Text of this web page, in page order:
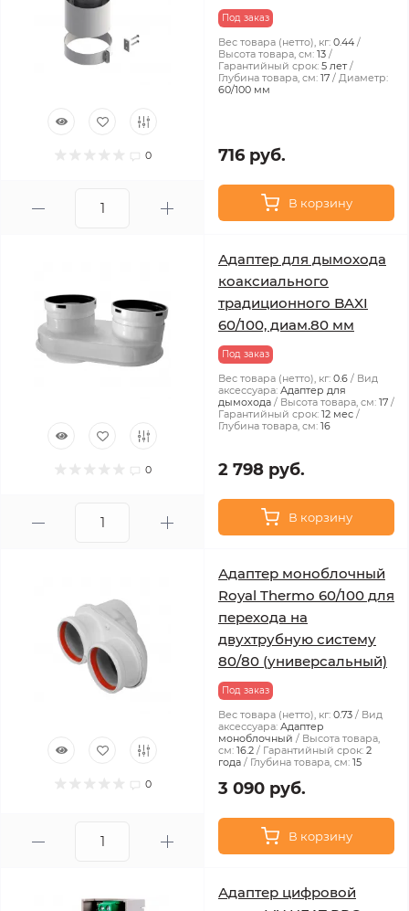
0
Под заказ
Вес товара (нетто), кг: 0.44
Высота товара, см: 13
Гарантийный срок: 5 лет
Глубина товара, см: 17
Диаметр:
60/100 мм
716 руб.
В корзину
0
Адаптер для дымохода
коаксиального
традиционного BAXI
60/100, диам.80 мм
Под заказ
Вес товара (нетто), кг: 0.6
Вид
аксессуара: Адаптер для
дымохода
Высота товара, см: 17
Гарантийный срок: 12 мес
Глубина товара, см: 16
2 798 руб.
В корзину
0
Адаптер моноблочный
Royal Thermo 60/100 для
перехода на
двухтрубную систему
80/80 (универсальный)
Под заказ
Вес товара (нетто), кг: 0.73
Вид
аксессуара: Адаптер
моноблочный
Высота товара,
см: 16.2 Гарантийный срок: 2
года
Глубина товара, см: 15
3 090 руб.
В корзину
Адаптер цифровой